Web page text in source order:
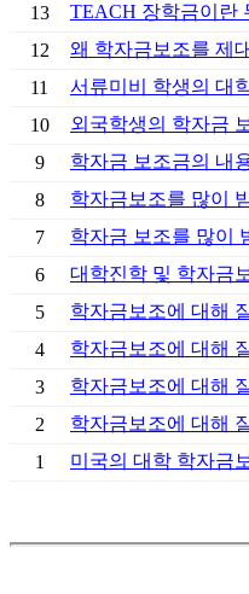
13
TEACH 장학금이란
12
왜 학자금보조를 제
11
서류미비 학생의 대
10
외국학생의 학자금
9
학자금 보조금의 내
8
학자금보조를 많이
7
학자금 보조를 많이
6
대학진학 및 학자금
5
학자금보조에 대해
4
학자금보조에 대해
3
학자금보조에 대해
2
학자금보조에 대해
1
미국의 대학 학자금